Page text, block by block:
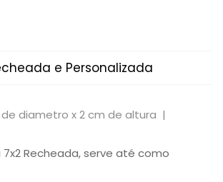
e Personalizada
diametro x 2 cm de altura |
Recheada, serve até como